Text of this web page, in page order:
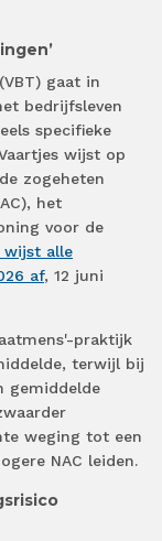
gaat in
bedrijfsleven
specifieke
wijst op
zogeheten
het
voor de
wijst alle
af, 12 juni
praktijk
terwijl bij
gemiddelde
weging tot een
NAC leiden.